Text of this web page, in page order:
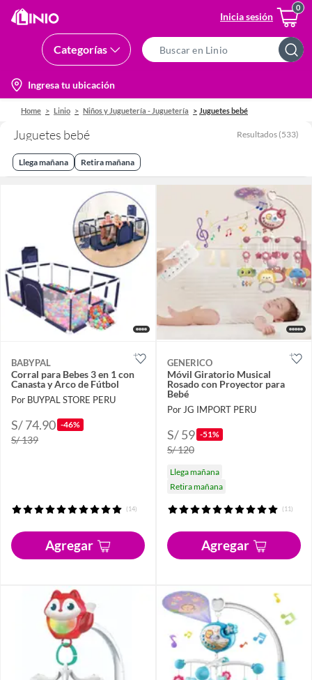
Inicia sesión
Categorías
Bar
location-
icon
Ingresa tu ubicación
Home Linio Niños y Juguetería - Juguetería Juguetes bebé
Juguetes bebé Resultados (533)
Llega mañana Retira mañana
BABYPAL
Corral para Bebes 3 en 1 con
Canasta y Arco de Fútbol
Por BUYPAL STORE PERU
S/ 74.90 -46%
S/ 139
(14)
Agregar
GENERICO
Móvil Giratorio Musical
Rosado con Proyector para
Bebé
Por JG IMPORT PERU
S/ 59 -51%
S/ 120
Llega mañana
Retira mañana
(11)
Agregar